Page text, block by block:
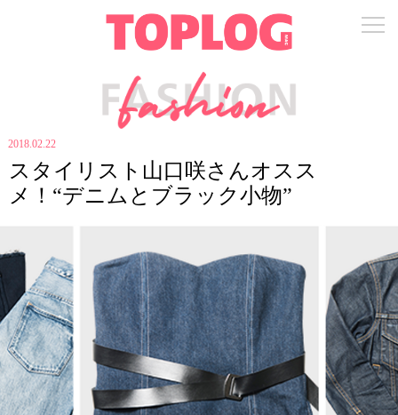
2018.02.22
スタイリスト山口咲さんオスス
メ！“デニムとブラック小物”